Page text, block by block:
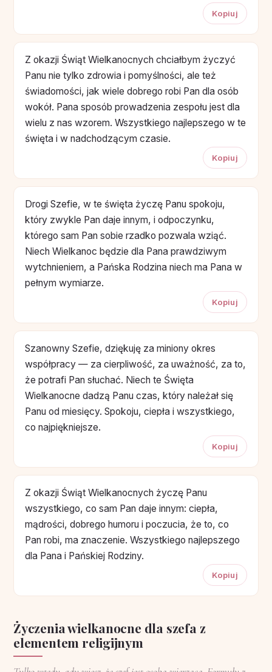
Kopiuj
Z okazji Świąt Wielkanocnych chciałbym życzyć
Panu nie tylko zdrowia i pomyślności, ale też
świadomości, jak wiele dobrego robi Pan dla osób
wokół. Pana sposób prowadzenia zespołu jest dla
wielu z nas wzorem. Wszystkiego najlepszego w te
święta i w nadchodzącym czasie.
Kopiuj
Drogi Szefie, w te święta życzę Panu spokoju,
który zwykle Pan daje innym, i odpoczynku,
którego sam Pan sobie rzadko pozwala wziąć.
Niech Wielkanoc będzie dla Pana prawdziwym
wytchnieniem, a Pańska Rodzina niech ma Pana w
pełnym wymiarze.
Kopiuj
Szanowny Szefie, dziękuję za miniony okres
współpracy — za cierpliwość, za uważność, za to,
że potrafi Pan słuchać. Niech te Święta
Wielkanocne dadzą Panu czas, który należał się
Panu od miesięcy. Spokoju, ciepła i wszystkiego,
co najpiękniejsze.
Kopiuj
Z okazji Świąt Wielkanocnych życzę Panu
wszystkiego, co sam Pan daje innym: ciepła,
mądrości, dobrego humoru i poczucia, że to, co
Pan robi, ma znaczenie. Wszystkiego najlepszego
dla Pana i Pańskiej Rodziny.
Kopiuj
Życzenia wielkanocne dla szefa z
elementem religijnym